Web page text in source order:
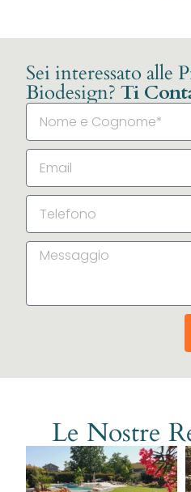
Sei interessato alle
Biodesign? Ti
Le Nostre